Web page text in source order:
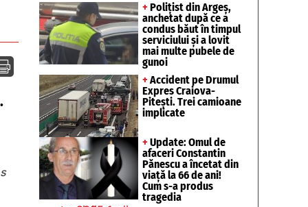
+ Polițist din Argeș,
anchetat după ce a
condus băut în timpul
serviciului și a lovit
mai multe pubele de
gunoi
+ Accident pe Drumul
Expres Craiova-
Pitești. Trei camioane
implicate
+ Update: Omul de
afaceri Constantin
Pănescu a încetat din
viață la 66 de ani!
Cum s-a produs
tragedia